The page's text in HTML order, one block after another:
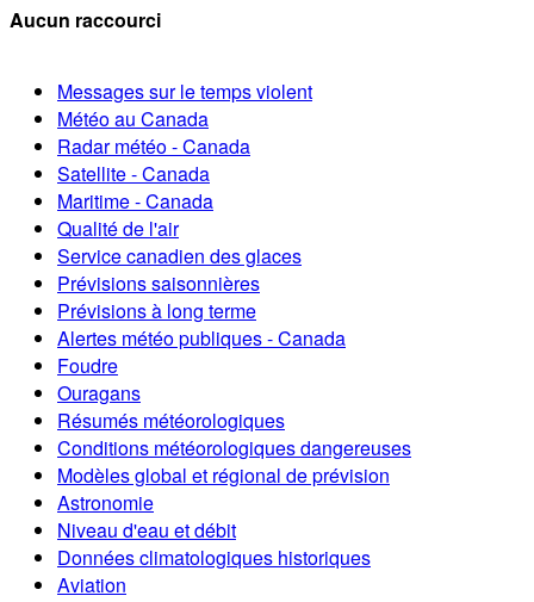
Aucun raccourci
Messages sur le temps violent
Météo au Canada
Radar météo - Canada
Satellite - Canada
Maritime - Canada
Qualité de l'air
Service canadien des glaces
Prévisions saisonnières
Prévisions à long terme
Alertes météo publiques - Canada
Foudre
Ouragans
Résumés météorologiques
Conditions météorologiques dangereuses
Modèles global et régional de prévision
Astronomie
Niveau d'eau et débit
Données climatologiques historiques
Aviation